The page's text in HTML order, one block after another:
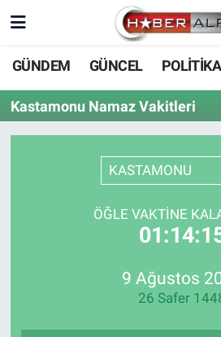
GÜNDEM GÜNCEL POLİTİKA
Kastamonu Namaz Vakitleri
KASTAMONU
ÖĞLE VAKTINE
9 Ağustos
26 Safer
Nöbetçi Eczaneler
Hava Durumu
Süper Lig Puan Durumu ve
Son Dakika Haberleri